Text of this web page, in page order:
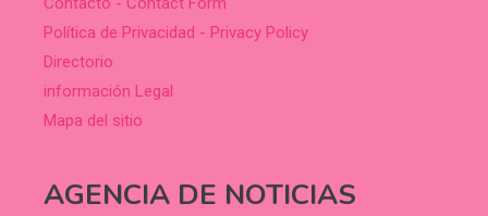
Política de Privacidad - Privacy Policy
Directorio
información Legal
Mapa del sitio
AGENCIA DE NOTICIAS